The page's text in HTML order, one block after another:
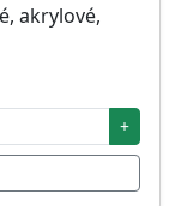
akrylové,
+